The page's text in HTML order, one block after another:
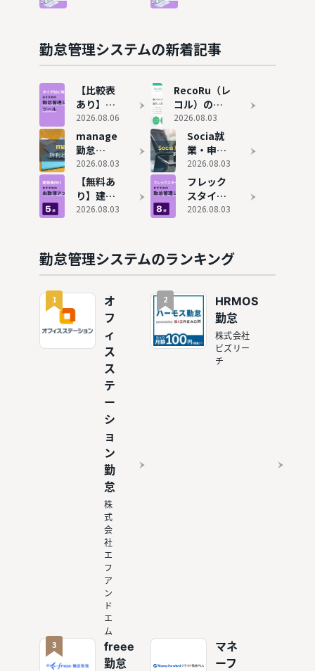
が安いお
すすめ6
サービス
も紹介
る？主な
理由は
「機能不
足」と
「働き方
の変化」
勤怠管理システムの新着記事
【比較表
あり】勤
怠管理シ
ステムお
すすめ15
選！タイ
プ別に解
説
2026.08.06
RecoRu（レ
コル）の評
判と実態！
75個の勤怠
管理システ
ムを使って
わかった本
当のおすす
2026.08.03
manage
勤怠
（旧：
Manage
OZO3 勤
怠）の評
2026.08.03
Socia就
業・申請
システム
の内容と
評判！ど
んな企業
2026.08.03
【無料あ
り】建設
業向け出
め5選！
エクセル
で勤怠管
理するリ
スクも解
説
2026.08.03
フレック
スタイム
対応の勤
すすめ8
選
2026.08.03
勤怠管理システムのランキング
1
オ
フ
ィ
ス
ス
テ
ー
シ
ョ
ン
勤
怠
株
式
会
社
エ
フ
ア
ン
ド
エ
ム
2
HRMOS
勤怠
株式会社
ビズリー
チ
3
freee
勤怠
マネ
ーフ